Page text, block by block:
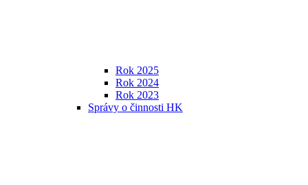
Rok 2025
Rok 2024
Rok 2023
Správy o činnosti HK